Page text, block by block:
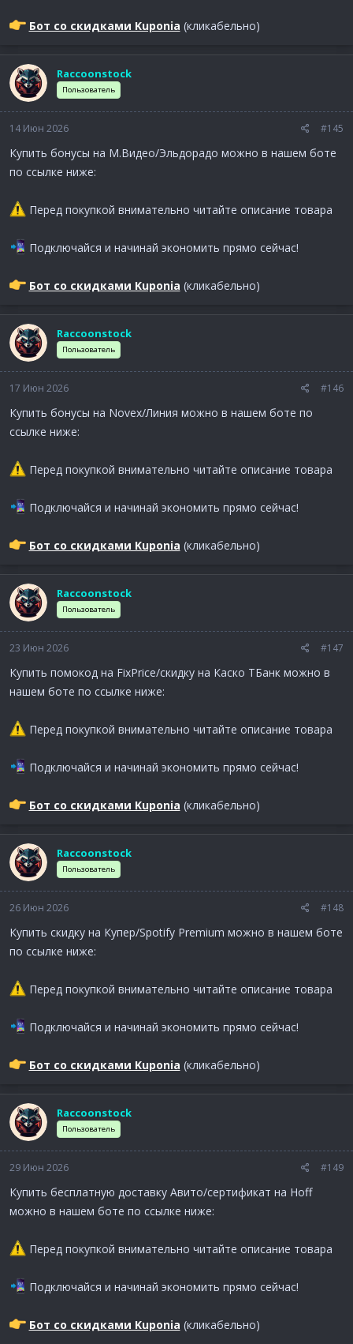
Бот со скидками Kuponia (кликабельно)
Raccoonstock
Пользователь
14 Июн 2026 #145
Купить бонусы на М.Видео/Эльдорадо можно в нашем боте
по ссылке ниже:
Перед покупкой внимательно читайте описание товара
Подключайся и начинай экономить прямо сейчас!
Бот со скидками Kuponia (кликабельно)
Raccoonstock
Пользователь
17 Июн 2026 #146
Купить бонусы на Novex/Линия можно в нашем боте по
ссылке ниже:
Перед покупкой внимательно читайте описание товара
Подключайся и начинай экономить прямо сейчас!
Бот со скидками Kuponia (кликабельно)
Raccoonstock
Пользователь
23 Июн 2026 #147
Купить помокод на FixPrice/скидку на Каско ТБанк можно в
нашем боте по ссылке ниже:
Перед покупкой внимательно читайте описание товара
Подключайся и начинай экономить прямо сейчас!
Бот со скидками Kuponia (кликабельно)
Raccoonstock
Пользователь
26 Июн 2026 #148
Купить скидку на Купер/Spotify Premium можно в нашем боте
по ссылке ниже:
Перед покупкой внимательно читайте описание товара
Подключайся и начинай экономить прямо сейчас!
Бот со скидками Kuponia (кликабельно)
Raccoonstock
Пользователь
29 Июн 2026 #149
Купить бесплатную доставку Авито/сертификат на Hoff
можно в нашем боте по ссылке ниже:
Перед покупкой внимательно читайте описание товара
Подключайся и начинай экономить прямо сейчас!
Бот со скидками Kuponia (кликабельно)